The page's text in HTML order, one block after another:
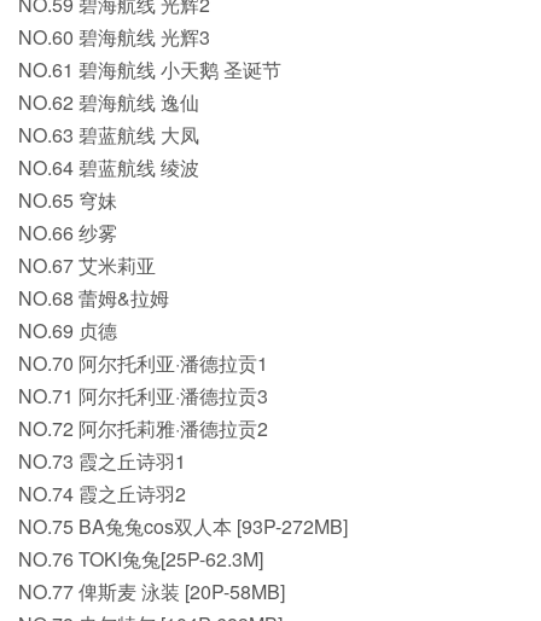
NO.60 碧海航线 光辉3
NO.61 碧海航线 小天鹅 圣诞节
NO.62 碧海航线 逸仙
NO.63 碧蓝航线 大凤
NO.64 碧蓝航线 绫波
NO.65 穹妹
NO.66 纱雾
NO.67 艾米莉亚
NO.68 蕾姆&拉姆
NO.69 贞德
NO.70 阿尔托利亚·潘德拉贡1
NO.71 阿尔托利亚·潘德拉贡3
NO.72 阿尔托莉雅·潘德拉贡2
NO.73 霞之丘诗羽1
NO.74 霞之丘诗羽2
NO.75 BA兔兔cos双人本 [93P-272MB]
NO.76 TOKI兔兔[25P-62.3M]
NO.77 俾斯麦 泳装 [20P-58MB]